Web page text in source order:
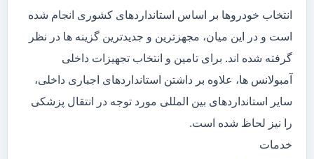
انتخاب خودروها بر اساس استانداردهای کشوری انجام شده
است و در این میان، مجهزترین و جدیدترین گزینه ها در نظر
گرفته شده اند. برای تامین و انتخاب تجهیزات داخلی
آمبولانس ها، علاوه بر داشتن استانداردهای اجباری داخلی،
سایر استانداردهای بین المللی مورد توجه در انتقال پزشکی
را نیز لحاظ شده است.
خدمات